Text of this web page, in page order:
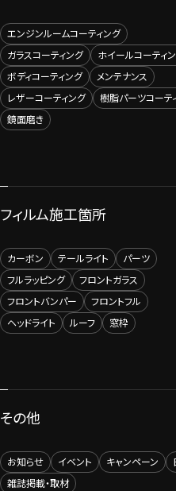
エンジンルームコーティング
ガラスコーティング
ホイールコーティ
ボディコーティング
メンテナンス
レザーコーティング
樹脂パーツコーテ
鏡面磨き
フィルム施工箇所
カーボン テールライト
パーツ
フルラッピング
フロントガラス
フロントバンパー
フロントフル
ヘッドライト
ルーフ 窓枠
その他
お知らせ イベント キャンペーン
雑誌掲載・取材